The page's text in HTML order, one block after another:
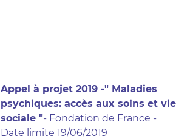
Appel à projet 2019 -" Maladies
psychiques: accès aux soins et vie
sociale "- Fondation de France -
Date limite 19/06/2019